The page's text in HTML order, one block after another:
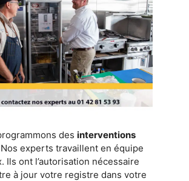
des interventions
experts travaillent en équipe
Ils ont l’autorisation nécessaire
à jour votre registre dans votre